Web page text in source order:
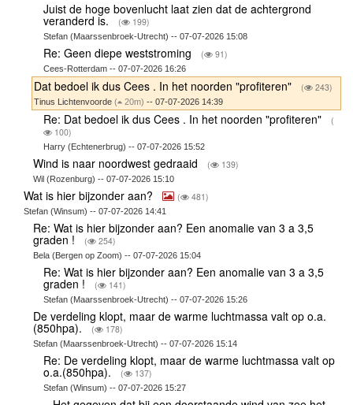
Juist de hoge bovenlucht laat zien dat de achtergrond
veranderd is. ( 199)
Stefan (Maarssenbroek-Utrecht) -- 07-07-2026 15:08
Re: Geen diepe weststroming ( 91)
Cees-Rotterdam -- 07-07-2026 16:26
Dat bedoel ik dus Cees . In het noorden "profiteren" ( 243)
Tinus Lichtenvoorde( 20m) -- 07-07-2026 14:39
Re: Dat bedoel ik dus Cees . In het noorden "profiteren"
(
100)
Harry (Echtenerbrug) -- 07-07-2026 15:52
Wind is naar noordwest gedraaid ( 139)
Wil (Rozenburg) -- 07-07-2026 15:10
Wat is hier bijzonder aan? ( 481)
Stefan (Winsum) -- 07-07-2026 14:41
Re: Wat is hier bijzonder aan? Een anomalie van 3 a 3,5
graden ! ( 254)
Bela (Bergen op Zoom) -- 07-07-2026 15:04
Re: Wat is hier bijzonder aan? Een anomalie van 3 a 3,5
graden ! ( 141)
Stefan (Maarssenbroek-Utrecht) -- 07-07-2026 15:26
De verdeling klopt, maar de warme luchtmassa valt op o.a.
(850hpa). ( 178)
Stefan (Maarssenbroek-Utrecht) -- 07-07-2026 15:14
Re: De verdeling klopt, maar de warme luchtmassa valt op
o.a.(850hpa). ( 137)
Stefan (Winsum) -- 07-07-2026 15:27